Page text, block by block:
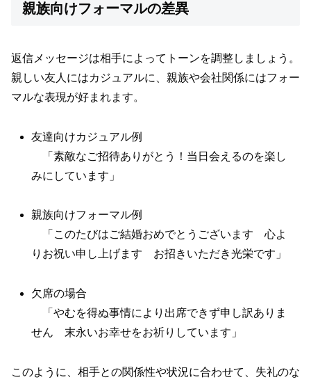
親族向けフォーマルの差異
返信メッセージは相手によってトーンを調整しましょう。
親しい友人にはカジュアルに、親族や会社関係にはフォー
マルな表現が好まれます。
友達向けカジュアル例
「素敵なご招待ありがとう！当日会えるのを楽し
みにしています」
親族向けフォーマル例
「このたびはご結婚おめでとうございます 心よ
りお祝い申し上げます お招きいただき光栄です」
欠席の場合
「やむを得ぬ事情により出席できず申し訳ありま
せん 末永いお幸せをお祈りしています」
このように、相手との関係性や状況に合わせて、失礼のな